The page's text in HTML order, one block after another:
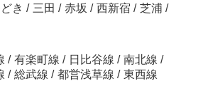
き / 三田 / 赤坂 / 西新宿 / 芝浦 /
/ 有楽町線 / 日比谷線 / 南北線 /
/ 総武線 / 都営浅草線 / 東西線